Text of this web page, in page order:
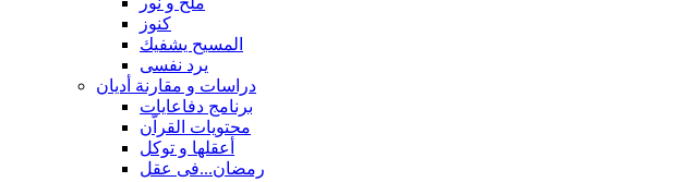
كنوز
المسيح يشفيك
يرد نفسى
دراسات و مقارنة أديان
برنامج دفاعايات
محتويات القراّن
أعقلها و توكل
رمضان...فى عقل